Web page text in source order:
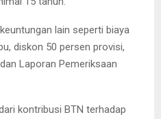
lain seperti biaya
diskon 50 persen provisi,
Laporan Pemeriksaan
kontribusi BTN terhadap